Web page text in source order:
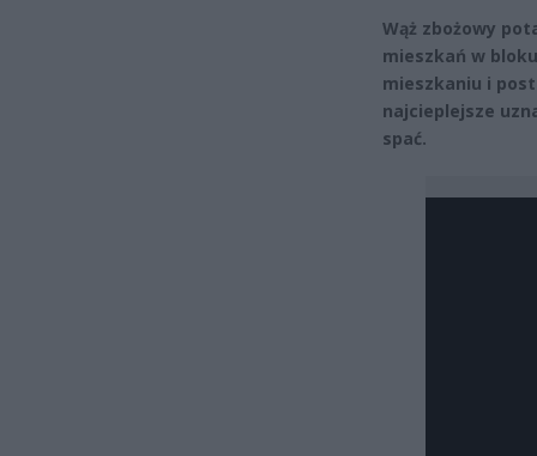
Wąż zbożowy
mieszkań w
mieszkaniu i
najcieplejsze
spać.